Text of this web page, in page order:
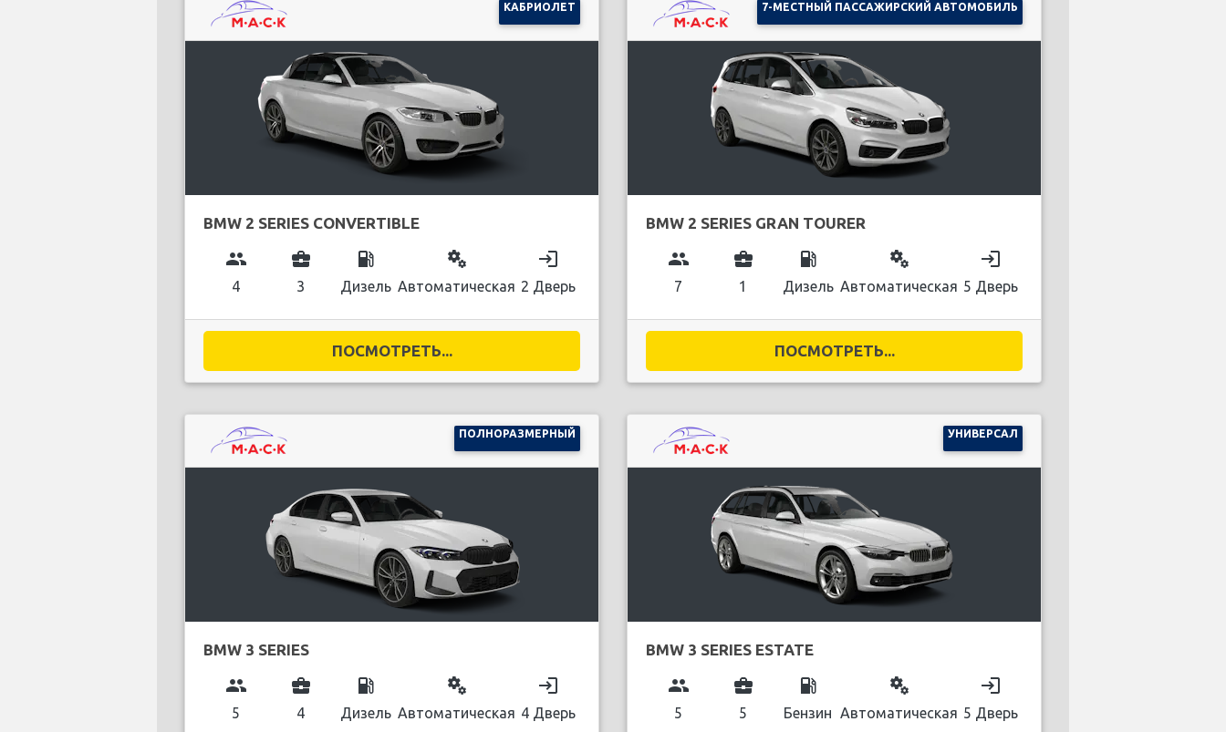
КАБРИОЛЕТ
BMW 2 SERIES CONVERTIBLE
group
4
business_center
3
local_gas_station
Дизель
miscellaneous_services
Автоматическая
login
2 Дверь
ПОСМОТРЕТЬ...
7-МЕСТНЫЙ ПАССАЖИРСКИЙ АВТОМОБИЛЬ
BMW 2 SERIES GRAN TOURER
group
7
business_center
1
local_gas_station
Дизель
miscellaneous_services
Автоматическая
login
5 Дверь
ПОСМОТРЕТЬ...
ПОЛНОРАЗМЕРНЫЙ
BMW 3 SERIES
group
5
business_center
4
local_gas_station
Дизель
miscellaneous_services
Автоматическая
login
4 Дверь
УНИВЕРСАЛ
BMW 3 SERIES ESTATE
group
5
business_center
5
local_gas_station
Бензин
miscellaneous_services
Автоматическая
login
5 Дверь